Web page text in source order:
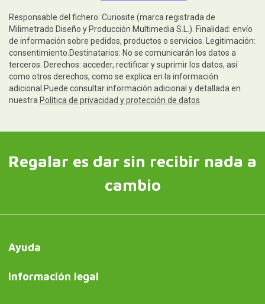
Responsable del fichero: Curiosite (marca registrada de
Milimetrado Diseño y Producción Multimedia S.L.). Finalidad: envío
de información sobre pedidos, productos o servicios. Legitimación:
consentimiento.Destinatarios: No se comunicarán los datos a
terceros. Derechos: acceder, rectificar y suprimir los datos, así
como otros derechos, como se explica en la información
adicional.Puede consultar información adicional y detallada en
nuestra Política de privacidad y protección de datos
Regalar es dar sin recibir nada a
cambio
Ayuda
Información legal